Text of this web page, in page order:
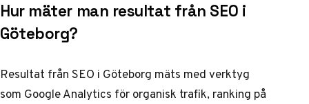
Hur mäter man resultat från SEO i
Göteborg?
Resultat från SEO i Göteborg mäts med verktyg
som Google Analytics för organisk trafik, ranking på